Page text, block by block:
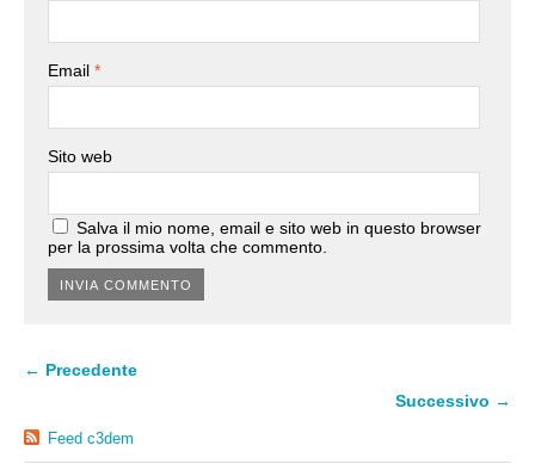
Email *
Sito web
Salva il mio nome, email e sito web in questo browser
per la prossima volta che commento.
← Precedente
Successivo →
Feed c3dem